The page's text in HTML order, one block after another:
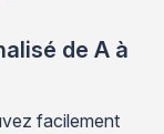
de A à
facilement